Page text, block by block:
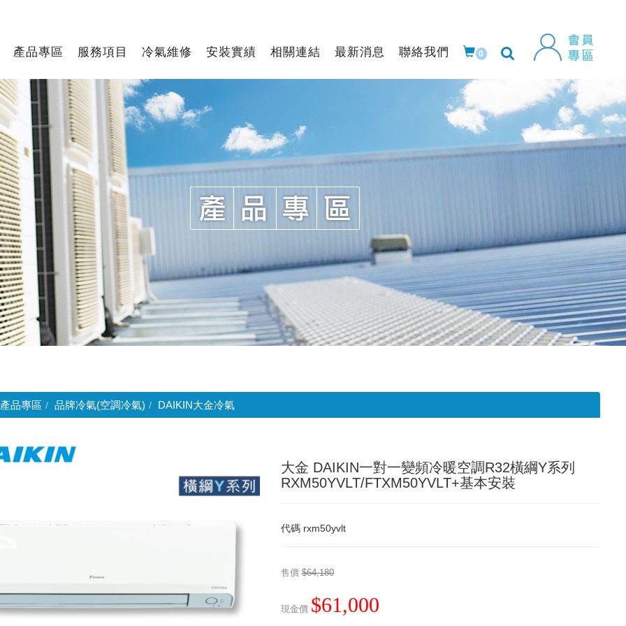
產品專區 服務項目 冷氣維修 安裝實績 相關連結 最新消息 聯絡我們 0
產品專區 品牌冷氣(空調冷氣) DAIKIN大金冷氣
大金 DAIKIN一對一變頻冷暖空調R32橫綱Y系列
RXM50YVLT/FTXM50YVLT+基本安裝
代碼 rxm50yvlt
售價 $64,180
現金價 $61,000